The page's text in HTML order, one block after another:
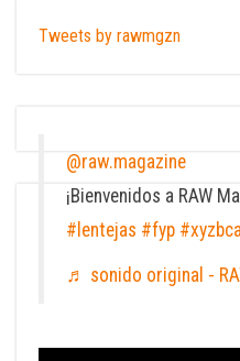
Tweets by rawmgzn
@raw.magazine
¡Bienvenidos a RAW
#lentejas #fyp
♬ sonido original -